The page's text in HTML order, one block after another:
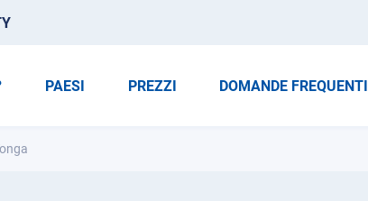
PAESI PREZZI DOMANDE FREQUENTI